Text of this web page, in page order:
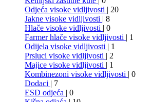
Odjeća visoke vidljivosti | 20
Jakne visoke vidljivosti | 8
Hlače visoke vidljivosti | 0
Farmer hlače visoke vidljivosti | 1
Odijela visoke vidljivosti | 1
Prsluci visoke vidljivosti | 2
Majice visoke vidljivosti | 1
Kombinezoni visoke vidljivosti | 0
Dodaci | 7
ESD odjeća | 0